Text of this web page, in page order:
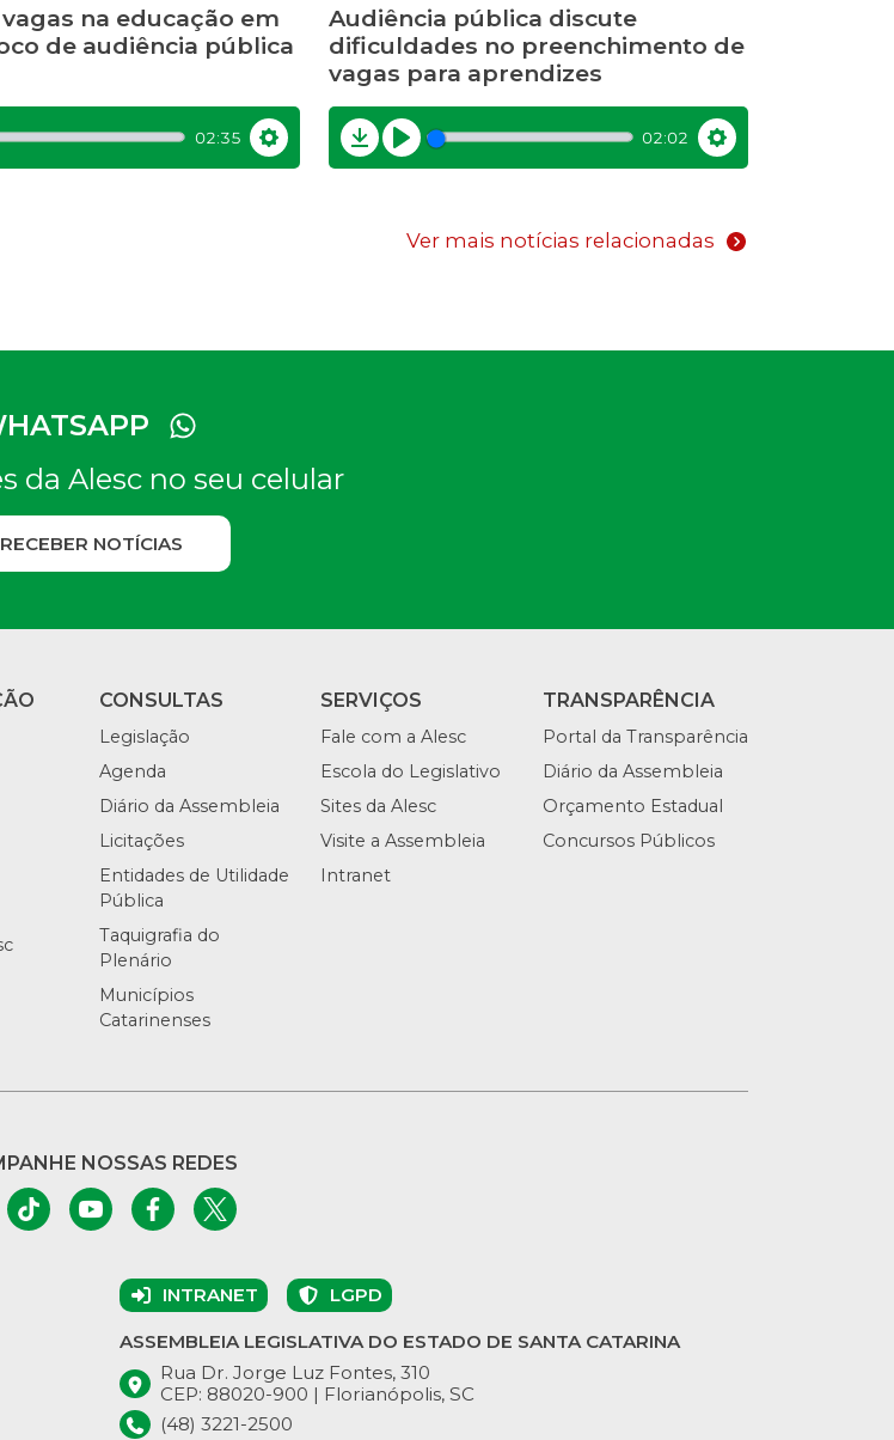
na educação em
de audiência pública
02:35
Settings
Audiência pública discute
dificuldades no preenchimento de
vagas para aprendizes
Download
Play
02:02
Settings
Ver mais notícias relacionadas
da Alesc no seu celular
RECEBER NOTÍCIAS
CONSULTAS
Legislação
Agenda
Diário da Assembleia
Licitações
Entidades de Utilidade
Pública
Taquigrafia do
Plenário
Municípios
Catarinenses
SERVIÇOS
Fale com a Alesc
Escola do Legislativo
Sites da Alesc
Visite a Assembleia
Intranet
TRANSPARÊNCIA
Portal da Transparência
Diário da Assembleia
Orçamento Estadual
Concursos Públicos
NOSSAS REDES
INTRANET LGPD
ASSEMBLEIA LEGISLATIVA DO ESTADO DE SANTA CATARINA
Rua Dr. Jorge Luz Fontes, 310
CEP: 88020-900 | Florianópolis, SC
(48) 3221-2500